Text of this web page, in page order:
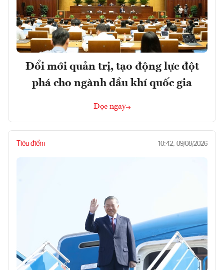
Đổi mới quản trị, tạo động lực đột
phá cho ngành dầu khí quốc gia
Đọc ngay
Tiêu điểm 10:42, 09/08/2026